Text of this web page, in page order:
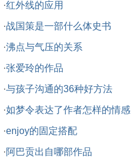
·红外线的应用
·战国策是一部什么体史书
·沸点与气压的关系
·张爱玲的作品
·与孩子沟通的36种好方法
·如梦令表达了作者怎样的情感
·enjoy的固定搭配
·阿巴贡出自哪部作品